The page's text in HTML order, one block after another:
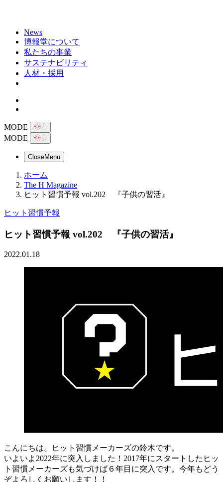
News
博報堂について
私たちの事業
サステナビリティ
人材・採用
MODE
MODE
CloseMenu
ホーム
The H Magazine
ヒット習慣予報 vol.202 『子供の習活』
ヒット習慣予報
ヒット習慣予報 vol.202 『子供の習活』
2022.01.18
こんにちは。ヒット習慣メーカーズの鈴木です。
いよいよ2022年に突入しました！2017年にスタートしたヒッ
ト習慣メーカーズも気づけば６年目に突入です。今年もどう
ぞよろしくお願いします！！